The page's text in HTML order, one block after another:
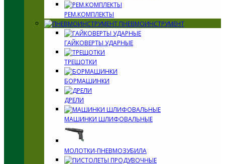
РЕМ.КОМПЛЕКТЫ
ПНЕВМОИНСТРУМЕНТ
ГАЙКОВЕРТЫ УДАРНЫЕ
ТРЕЩОТКИ
БОРМАШИНКИ
ДРЕЛИ
МАШИНКИ ШЛИФОВАЛЬНЫЕ
МОЛОТКИ-ПНЕВМОЗУБИЛА